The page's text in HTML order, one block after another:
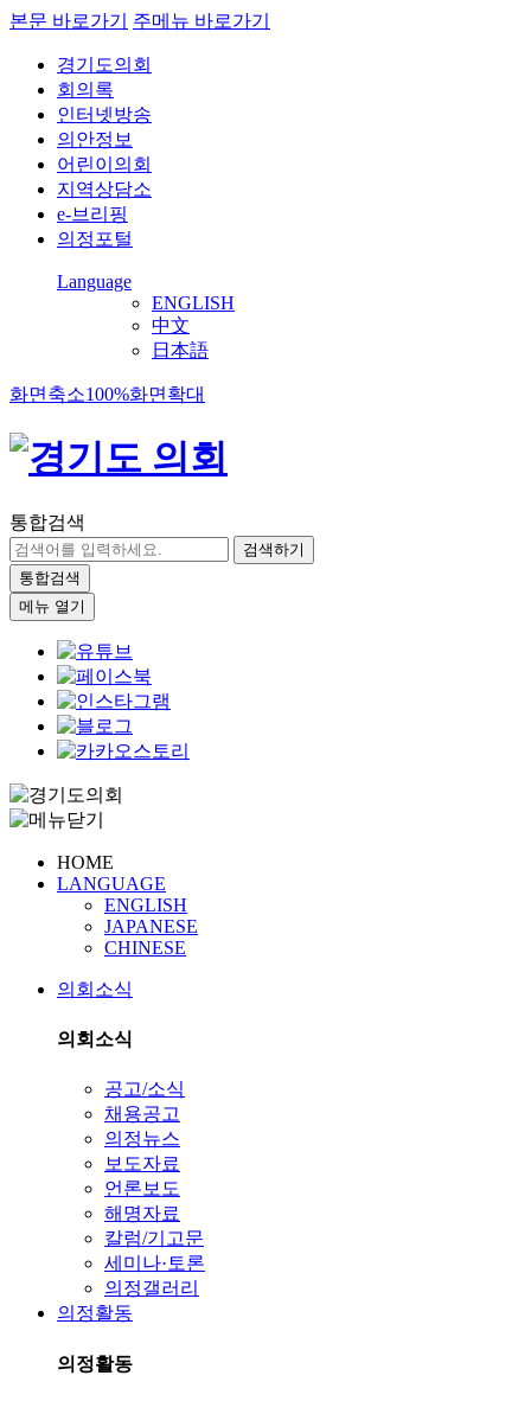
본문 바로가기 주메뉴 바로가기
경기도의회
회의록
인터넷방송
의안정보
어린이의회
지역상담소
e-브리핑
의정포털
Language
ENGLISH
中文
日本語
화면축소100%화면확대
통합검색
검색하기
통합검색
메뉴 열기
HOME
LANGUAGE
ENGLISH
JAPANESE
CHINESE
의회소식
의회소식
공고/소식
채용공고
의정뉴스
보도자료
언론보도
해명자료
칼럼/기고문
세미나·토론
의정갤러리
의정활동
의정활동